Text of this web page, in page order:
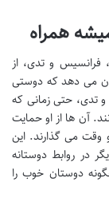
همراه
و تدی، از
می دهد که دوستی
تدی، حتی زمانی که
آن ها از او حمایت
وقت می گذارند. این
در روابط دوستانه
دوستان خوب را